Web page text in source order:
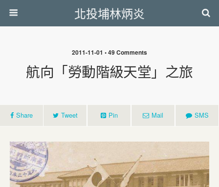
北投埔林炳炎
2011-11-01 • 49 Comments
航向「勞動階級天堂」之旅
Share Tweet Pin Mail SMS